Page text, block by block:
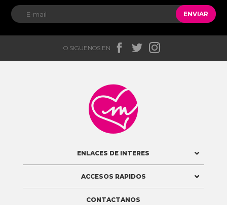
ENVIAR
O SIGUENOS EN   

ENLACES DE INTERES
ACCESOS RAPIDOS
CONTACTANOS